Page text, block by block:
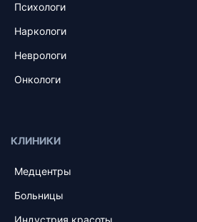
Психологи
Наркологи
Неврологи
Онкологи
КЛИНИКИ
Медцентры
Больницы
Индустрия красоты